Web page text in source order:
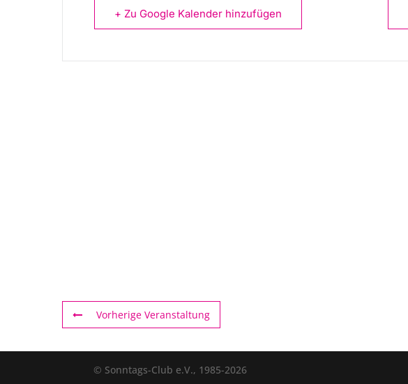
+ Zu Google Kalender hinzufügen
Vorherige Veranstaltung
© Sonntags-Club e.V., 1985-2026